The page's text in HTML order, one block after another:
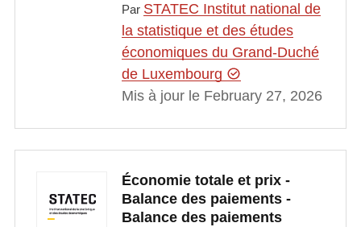
Par STATEC Institut national de
la statistique et des études
économiques du Grand-Duché
de Luxembourg
Mis à jour le February 27, 2026
Économie totale et prix -
Balance des paiements -
Balance des paiements